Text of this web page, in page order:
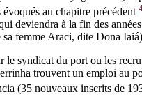
évoqués au chapitre précédent
deviendra à la fin des
sa femme Araci, dite Dona
syndicat du port ou les
trouvent un emploi au
(35 nouveaux inscrits de